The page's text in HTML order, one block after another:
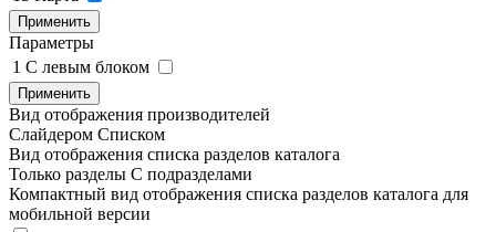
Применить
Параметры
1 C левым блоком
Применить
Вид отображения производителей
Слайдером Списком
Вид отображения списка разделов каталога
Только разделы С подразделами
Компактный вид отображения списка разделов каталога для
мобильной версии